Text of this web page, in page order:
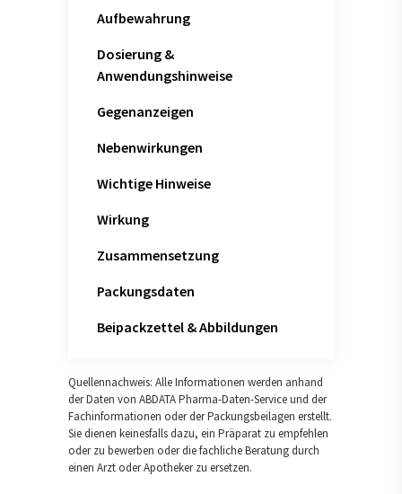
Aufbewahrung
Dosierung &
Anwendungshinweise
Gegenanzeigen
Nebenwirkungen
Wichtige Hinweise
Wirkung
Zusammensetzung
Packungsdaten
Beipackzettel & Abbildungen
Quellennachweis: Alle Informationen werden anhand
der Daten von ABDATA Pharma-Daten-Service und der
Fachinformationen oder der Packungsbeilagen erstellt.
Sie dienen keinesfalls dazu, ein Präparat zu empfehlen
oder zu bewerben oder die fachliche Beratung durch
einen Arzt oder Apotheker zu ersetzen.